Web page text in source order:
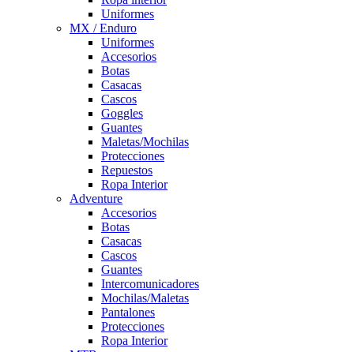
Uniformes
MX / Enduro
Uniformes
Accesorios
Botas
Casacas
Cascos
Goggles
Guantes
Maletas/Mochilas
Protecciones
Repuestos
Ropa Interior
Adventure
Accesorios
Botas
Casacas
Cascos
Guantes
Intercomunicadores
Mochilas/Maletas
Pantalones
Protecciones
Ropa Interior